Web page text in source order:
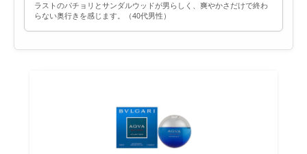
ラストのパチョリとサンダルウッドが男らしく、爽やかさだけで終わ
らない奥行きを感じます。（40代男性）